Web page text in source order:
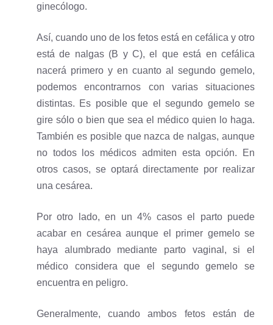
ginecólogo.
Así, cuando uno de los fetos está en cefálica y otro
está de nalgas (B y C), el que está en cefálica
nacerá primero y en cuanto al segundo gemelo,
podemos encontrarnos con varias situaciones
distintas. Es posible que el segundo gemelo se
gire sólo o bien que sea el médico quien lo haga.
También es posible que nazca de nalgas, aunque
no todos los médicos admiten esta opción. En
otros casos, se optará directamente por realizar
una cesárea.
Por otro lado, en un 4% casos el parto puede
acabar en cesárea aunque el primer gemelo se
haya alumbrado mediante parto vaginal, si el
médico considera que el segundo gemelo se
encuentra en peligro.
Generalmente, cuando ambos fetos están de